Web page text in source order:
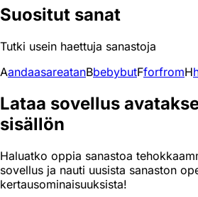
Suositut sanat
Tutki usein haettuja sanastoja
AandaasareatanBbebybutFforfromH
Lataa sovellus
sisällön
Haluatko oppia sanastoa
sovellus ja nauti uusista sanaston
kertausominaisuuksista!